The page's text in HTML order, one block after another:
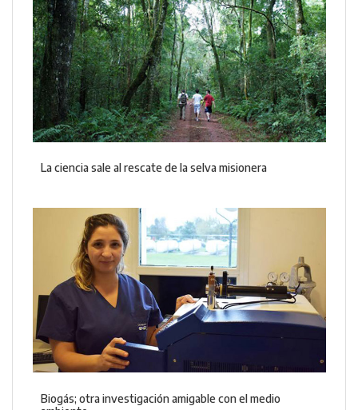
La ciencia sale al rescate de la selva misionera
Biogás; otra investigación amigable con el medio